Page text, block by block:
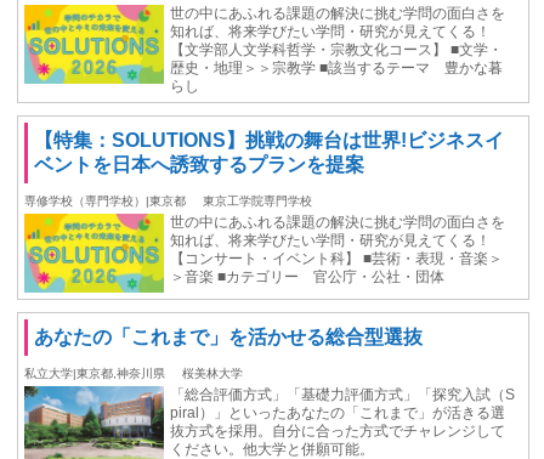
世の中にあふれる課題の解決に挑む学問の面白さを
知れば、将来学びたい学問・研究が見えてくる！
【文学部人文学科哲学・宗教文化コース】 ■文学・
歴史・地理＞＞宗教学 ■該当するテーマ 豊かな暮
らし
【特集：SOLUTIONS】挑戦の舞台は世界!ビジネスイ
ベントを日本へ誘致するプランを提案
専修学校（専門学校）|東京都 東京工学院専門学校
世の中にあふれる課題の解決に挑む学問の面白さを
知れば、将来学びたい学問・研究が見えてくる！
【コンサート・イベント科】 ■芸術・表現・音楽＞
＞音楽 ■カテゴリー 官公庁・公社・団体
あなたの「これまで」を活かせる総合型選抜
私立大学|東京都,神奈川県 桜美林大学
「総合評価方式」「基礎力評価方式」「探究入試（S
piral）」といったあなたの「これまで」が活きる選
抜方式を採用。自分に合った方式でチャレンジして
ください。他大学と併願可能。